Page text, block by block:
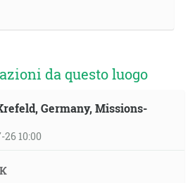
da questo luogo
Germany, Missions-
10:00